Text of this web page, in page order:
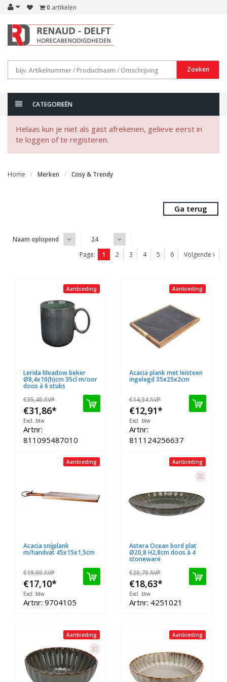
0 artikelen
Zoeken
CATEGORIEËN
Helaas kun je niet als gast afrekenen, gelieve eerst in
te loggen of te registeren.
Home Merken Cosy & Trendy
Ga terug
Naam oplopend
24
Page:
1 2 3 4 5 6 Volgende
Aanbieding
Lerida Meadow beker
Ø8,4x10(h)cm 35cl m/oor
doos à 6 stuks
€35,40AVP
€31,86*
Excl. btw
Artnr:
811095487010
Aanbieding
Acacia plank met leisteen
ingelegd 35x25x2cm
€14,34AVP
€12,91*
Excl. btw
Artnr:
811124256637
Aanbieding
Acacia snijplank
m/handvat 45x15x1,5cm
€19,00AVP
€17,10*
Excl. btw
Artnr: 9704105
Aanbieding
Astera Ocean bord plat
Ø20,8 H2,8cm doos à 4
stoneware
€20,70AVP
€18,63*
Excl. btw
Artnr: 4251021
Aanbieding Aanbieding